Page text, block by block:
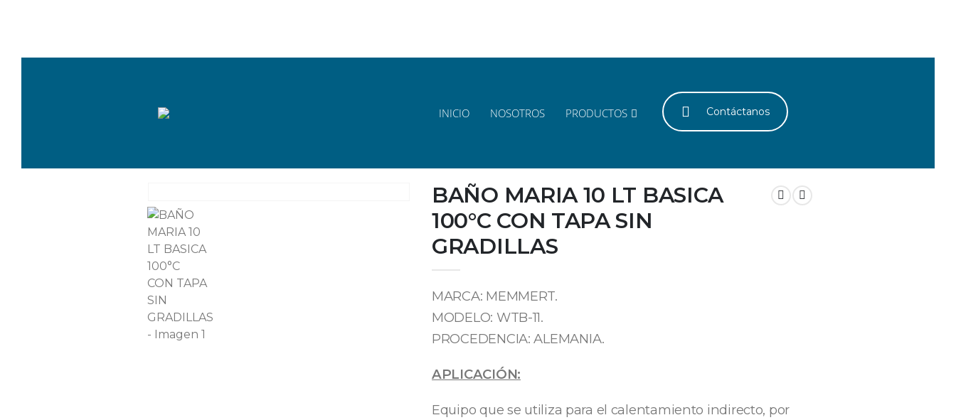
INICIO NOSOTROS PRODUCTOS Contáctanos
BAÑO MARIA 10 LT BASICA
100°C CON TAPA SIN
GRADILLAS
MARCA: MEMMERT.
MODELO: WTB-11.
PROCEDENCIA: ALEMANIA.
APLICACIÓN:
Equipo que se utiliza para el calentamiento indirecto, por